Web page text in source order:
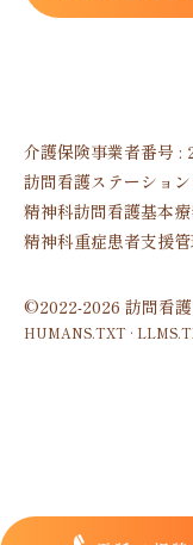
介護保険事業者番号 :
訪問看護ステーショ
精神科訪問看護基本
精神科重症患者支援
©2022-2026 訪問看
HUMANS.TXT ·